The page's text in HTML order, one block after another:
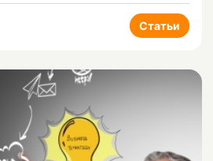
Статьи